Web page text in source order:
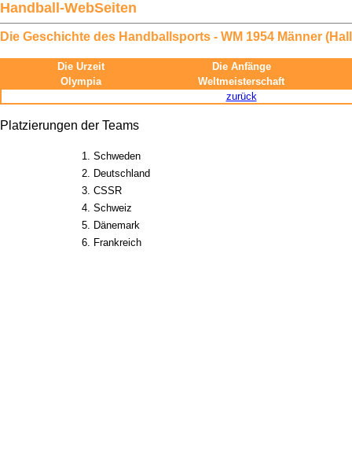
Handball-WebSeiten
Die Geschichte des Handballsports - WM 1954 Männer
Die Urzeit
Die Anfänge
Olympia
Weltmeisterschaft
zurück
Platzierungen der Teams
1. Schweden
2. Deutschland
3. CSSR
4. Schweiz
5. Dänemark
6. Frankreich